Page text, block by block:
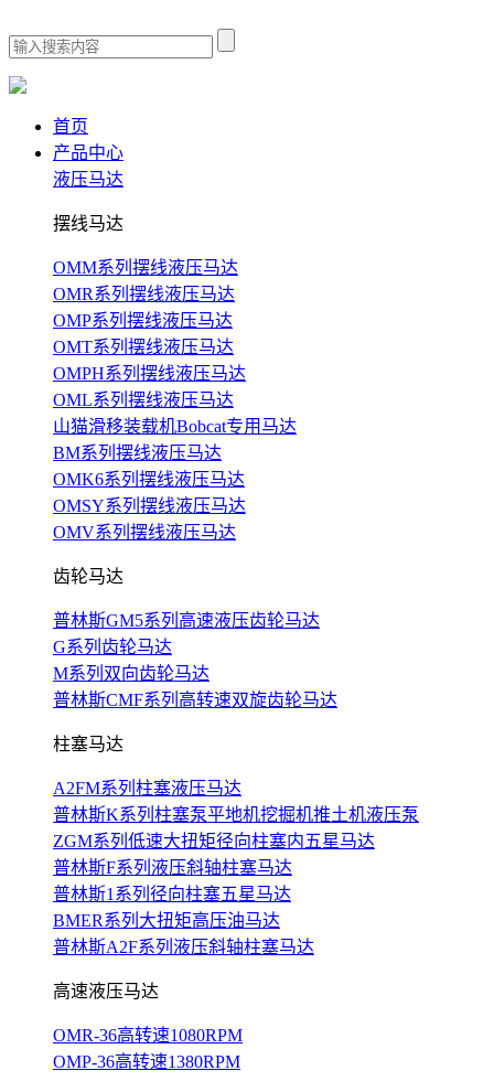
首页
产品中心
液压马达
摆线马达
OMM系列摆线液压马达
OMR系列摆线液压马达
OMP系列摆线液压马达
OMT系列摆线液压马达
OMPH系列摆线液压马达
OML系列摆线液压马达
山猫滑移装载机Bobcat专用马达
BM系列摆线液压马达
OMK6系列摆线液压马达
OMSY系列摆线液压马达
OMV系列摆线液压马达
齿轮马达
普林斯GM5系列高速液压齿轮马达
G系列齿轮马达
M系列双向齿轮马达
普林斯CMF系列高转速双旋齿轮马达
柱塞马达
A2FM系列柱塞液压马达
普林斯K系列柱塞泵平地机挖掘机推土机液压泵
ZGM系列低速大扭矩径向柱塞内五星马达
普林斯F系列液压斜轴柱塞马达
普林斯1系列径向柱塞五星马达
BMER系列大扭矩高压油马达
普林斯A2F系列液压斜轴柱塞马达
高速液压马达
OMR-36高转速1080RPM
OMP-36高转速1380RPM